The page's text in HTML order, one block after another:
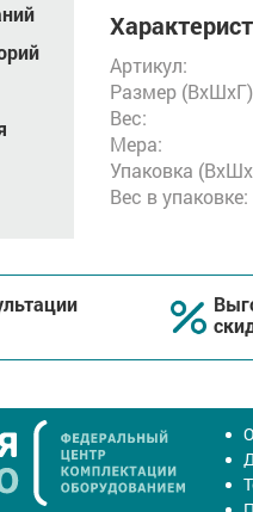
Артикул:
Размер
Вес:
Мера:
Упаковка
Вес в упаковке: